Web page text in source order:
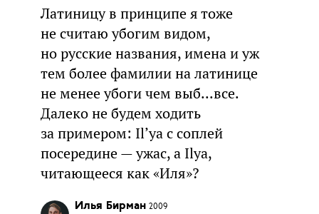
Латиницу в принципе я тоже
не считаю убогим видом,
но русские названия, имена и уж
тем более фамилии на латинице
не менее убоги чем выб...все.
Далеко не будем ходить
за примером: Il’ya с соплей
посередине — ужас, а Ilya,
читающееся как «Иля»?
Илья Бирман 2009